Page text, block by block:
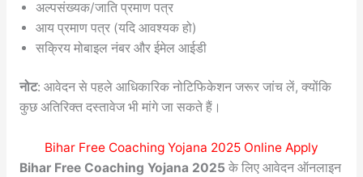
अल्पसंख्यक/जाति प्रमाण पत्र
आय प्रमाण पत्र (यदि आवश्यक हो)
सक्रिय मोबाइल नंबर और ईमेल आईडी
नोट: आवेदन से पहले आधिकारिक नोटिफिकेशन जरूर जांच लें, क्योंकि
कुछ अतिरिक्त दस्तावेज भी मांगे जा सकते हैं।
Bihar Free Coaching Yojana 2025 Online Apply
Bihar Free Coaching Yojana 2025 के लिए आवेदन ऑनलाइन